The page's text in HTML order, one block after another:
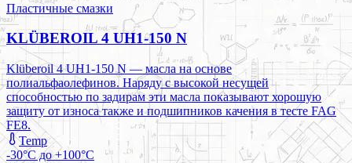
Пластичные смазки
KLÜBEROIL 4 UH1-150 N
Klüberoil 4 UH1-150 N — масла на основе
полиальфаолефинов. Наряду с высокой несущей
способностью по задирам эти масла показывают хорошую
защиту от износа также и подшипников качения в тесте FAG
FE8.
Temp
-30°C до +100°C